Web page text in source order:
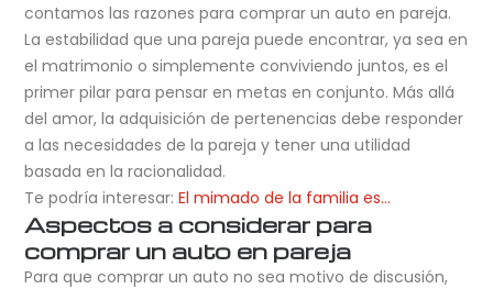
contamos las razones para comprar un auto en pareja.
La estabilidad que una pareja puede encontrar, ya sea en
el matrimonio o simplemente conviviendo juntos, es el
primer pilar para pensar en metas en conjunto. Más allá
del amor, la adquisición de pertenencias debe responder
a las necesidades de la pareja y tener una utilidad
basada en la racionalidad.
Te podría interesar:El mimado de la familia es…
Aspectos a considerar para
comprar un auto en pareja
Para que comprar un auto no sea motivo de discusión,